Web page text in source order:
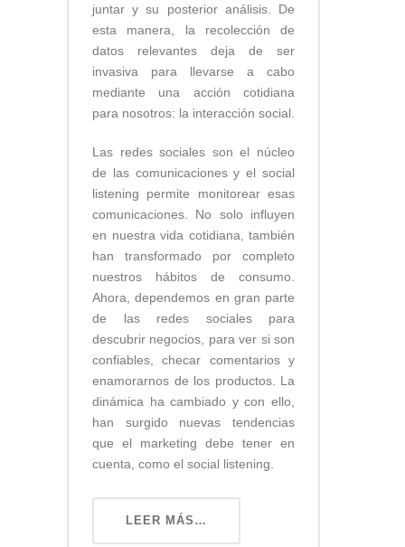
juntar y su posterior análisis. De
esta manera, la recolección de
datos relevantes deja de ser
invasiva para llevarse a cabo
mediante una acción cotidiana
para nosotros: la interacción social.
Las redes sociales son el núcleo
de las comunicaciones y el social
listening permite monitorear esas
comunicaciones. No solo influyen
en nuestra vida cotidiana, también
han transformado por completo
nuestros hábitos de consumo.
Ahora, dependemos en gran parte
de las redes sociales para
descubrir negocios, para ver si son
confiables, checar comentarios y
enamorarnos de los productos. La
dinámica ha cambiado y con ello,
han surgido nuevas tendencias
que el marketing debe tener en
cuenta, como el social listening.
LEER MÁS…